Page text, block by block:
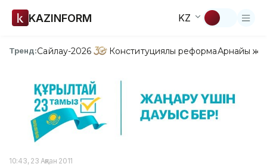
KAZINFORM KZ
Тренд:Сайлау-2026 Конституциялық реформаАрнайы
10:43, 23 Ақпан 2011